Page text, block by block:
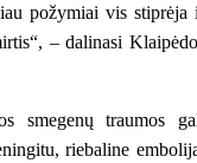
požymiai vis stiprėja
– dalinasi
smegenų traumos
riebaline